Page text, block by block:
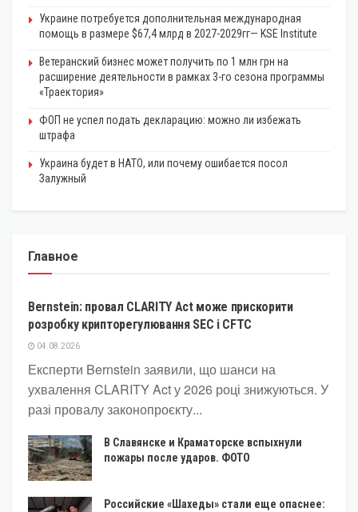
Украине потребуется дополнительная международная
помощь в размере $67,4 млрд в 2027-2029гг— KSE Institute
Ветеранский бизнес может получить по 1 млн грн на
расширение деятельности в рамках 3-го сезона программы
«Траектория»
ФОП не успел подать декларацию: можно ли избежать
штрафа
Украина будет в НАТО, или почему ошибается посол
Залужный
Главное
КРИПТОВАЛЮТА
Bernstein: провал CLARITY Act може прискорити
розробку крипторегулювання SEC і CFTC
04.08.2026
Експерти Bernstein заявили, що шанси на
ухвалення CLARITY Act у 2026 році знижуються. У
разі провалу законопроєкту...
В Славянске и Краматорске вспыхнули
пожары после ударов. ФОТО
Российские «Шахеды» стали еще опаснее: